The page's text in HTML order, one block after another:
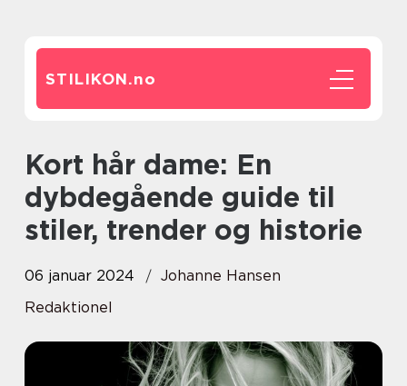
STILIKON.no
Kort hår dame: En
dybdegående guide til
stiler, trender og historie
06 januar 2024
Johanne Hansen
Redaktionel